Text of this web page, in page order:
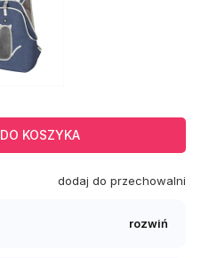
DO KOSZYKA
dodaj do przechowalni